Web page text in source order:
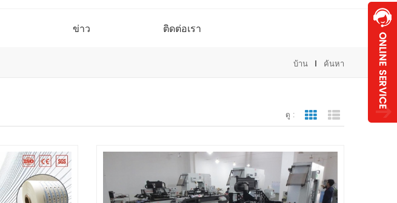
ข่าว ติดต่อเรา
บ้าน ค้นหา
ดู : มุมมองตารางมุมมองรายการ